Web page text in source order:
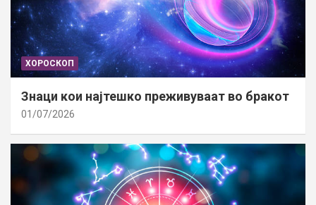
ХОРОСКОП
Знаци кои најтешко преживуваат во бракот
01/07/2026